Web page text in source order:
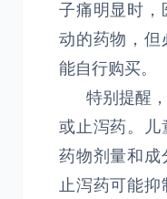
子痛明显时，
动的药物，但
能自行购买。
特别提醒，
或止泻药。儿
药物剂量和成
止泻药可能抑